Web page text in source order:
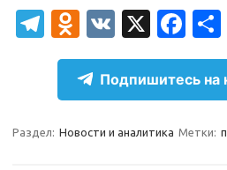
T
el
gr
a
O
d
n
o
kl
V
K
X
Fa
c
e
b
o
Подпишитесь на
Раздел: Новости и аналитика Метки: